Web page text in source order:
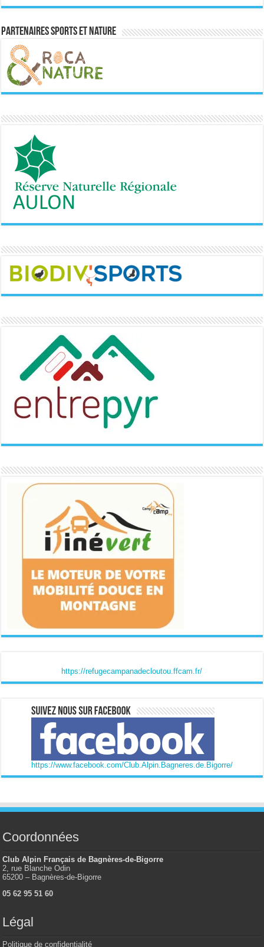
Partenaires sports et nature
https://refugecampanadecloutou.ffcam.fr/
https://www.facebook.com/Club.Alpin.Bagneres.de.Bigorre/
Coordonnées
Club Alpin Français de Bagnères-de-Bigorre
2, rue Blanche Odin
65200 – Bagnères-de-Bigorre
05 62 95 51 60
Légal
Politique de confidentialité